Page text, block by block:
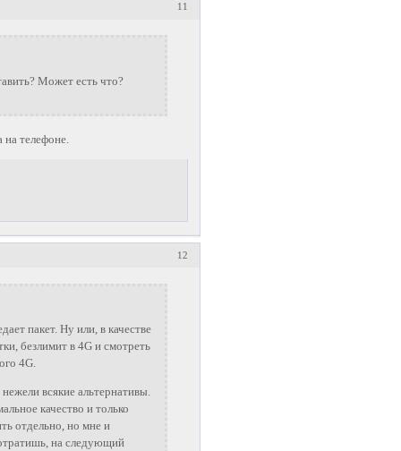
11
Может есть что?
на телефоне.
12
пакет. Ну или, в качестве
безлимит в 4G и смотреть
4G.
всякие альтернативы.
качество и только
отдельно, но мне и
на следующий